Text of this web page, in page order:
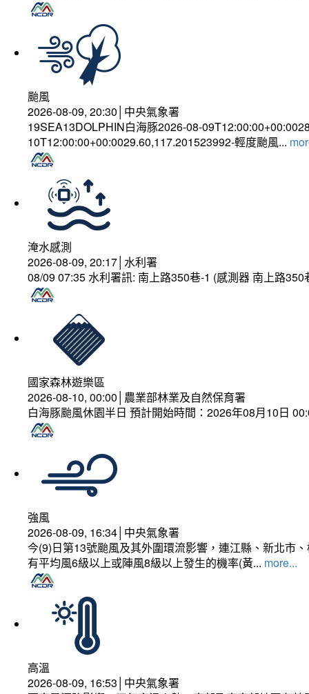
颱風
2026-08-09, 20:30│中央氣象署
19SEA13DOLPHIN白海豚2026-08-
10T12:00:00+00:0029.60,117.201523992-輕度颱風...
淹水感測
2026-08-09, 20:17│水利署
08/09 07:35 水利署訊: 南上路350巷-1 (感測器 南上路
國家森林遊樂區
2026-08-10, 00:00│農業部林業及自然保育署
白海豚颱風休園半日 預計開始時間：2026年08月10日
強風
2026-08-09, 16:34│中央氣象署
今(9)日第13號颱風及其外圍環流影響，連江縣、新北市
有平均風6級以上或陣風8級以上發生的機率(黃... more...
高溫
2026-08-09, 16:53│中央氣象署